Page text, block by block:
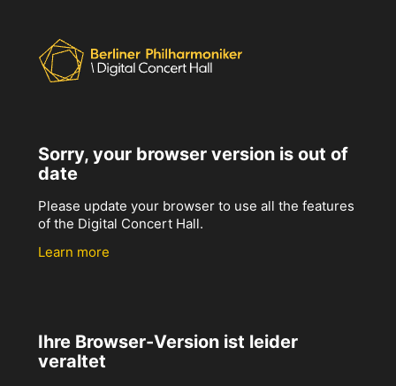
Sorry, your browser version is out of
date
Please update your browser to use all the features
of the Digital Concert Hall.
Learn more
Ihre Browser-Version ist leider
veraltet